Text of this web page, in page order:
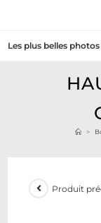
Les plus belles
>
Produit